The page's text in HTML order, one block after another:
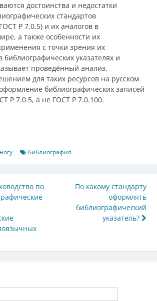
достоинства и недостатки
стандартов
Р 7.0.5) и их аналогов в
а также особенности их
с точки зрения их
библиографических указателях и
проведённый анализ,
для таких ресурсов на русском
библиографических записей
Р 7.0.5, а не ГОСТ Р 7.0.100.
библиография
по
По какому стандарту
оформлять
библиографический
указатель?